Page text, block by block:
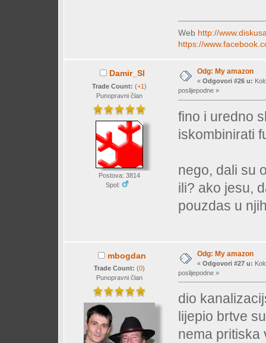
Web http://
https://
Damir_Sl
Trade Count: (+1)
Punopravni član
Postova: 3814
Spol:
Odg: My amazon
« Odgovori #26 u:
poslijepodne »
fino i uredno
iskombinirati
nego, dali su
ili? ako jesu,
pouzdas u
mbogdan
Trade Count: (0)
Punopravni član
Odg: My amazon
« Odgovori #27 u:
poslijepodne »
dio
lijepio brtve
nema pritiska